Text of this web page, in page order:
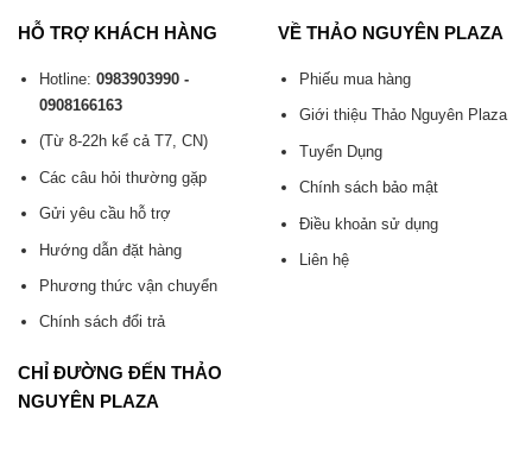
HỖ TRỢ KHÁCH HÀNG
Hotline: 0983903990 -
0908166163
(Từ 8-22h kể cả T7, CN)
Các câu hỏi thường gặp
Gửi yêu cầu hỗ trợ
Hướng dẫn đặt hàng
Phương thức vận chuyển
Chính sách đổi trả
VỀ THẢO NGUYÊN PLAZA
Phiếu mua hàng
Giới thiệu Thảo Nguyên Plaza
Tuyển Dụng
Chính sách bảo mật
Điều khoản sử dụng
Liên hệ
CHỈ ĐƯỜNG ĐẾN THẢO
NGUYÊN PLAZA